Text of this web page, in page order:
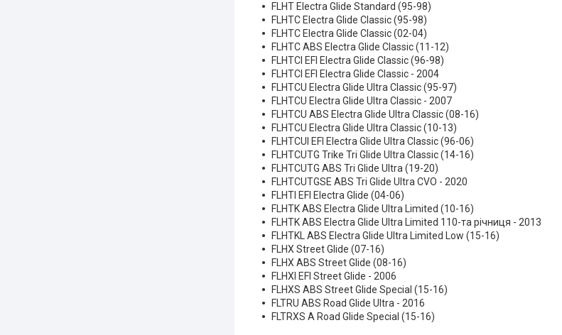
FLHT Electra Glide Standard (95-98)
FLHTC Electra Glide Classic (95-98)
FLHTC Electra Glide Classic (02-04)
FLHTC ABS Electra Glide Classic (11-12)
FLHTCI EFI Electra Glide Classic (96-98)
FLHTCI EFI Electra Glide Classic - 2004
FLHTCU Electra Glide Ultra Classic (95-97)
FLHTCU Electra Glide Ultra Classic - 2007
FLHTCU ABS Electra Glide Ultra Classic (08-16)
FLHTCU Electra Glide Ultra Classic (10-13)
FLHTCUI EFI Electra Glide Ultra Classic (96-06)
FLHTCUTG Trike Tri Glide Ultra Classic (14-16)
FLHTCUTG ABS Tri Glide Ultra (19-20)
FLHTCUTGSE ABS Tri Glide Ultra CVO - 2020
FLHTI EFI Electra Glide (04-06)
FLHTK ABS Electra Glide Ultra Limited (10-16)
FLHTK ABS Electra Glide Ultra Limited 110-та річниця - 2013
FLHTKL ABS Electra Glide Ultra Limited Low (15-16)
FLHX Street Glide (07-16)
FLHX ABS Street Glide (08-16)
FLHXI EFI Street Glide - 2006
FLHXS ABS Street Glide Special (15-16)
FLTRU ABS Road Glide Ultra - 2016
FLTRXS A Road Glide Special (15-16)